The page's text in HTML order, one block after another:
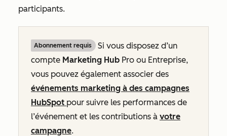
participants.
Abonnement requis
Si vous disposez d’un
compte Marketing Hub Pro ou Entreprise,
vous pouvez également associer des
événements marketing à des campagnes
HubSpot pour suivre les performances de
l’événement et les contributions à votre
campagne.